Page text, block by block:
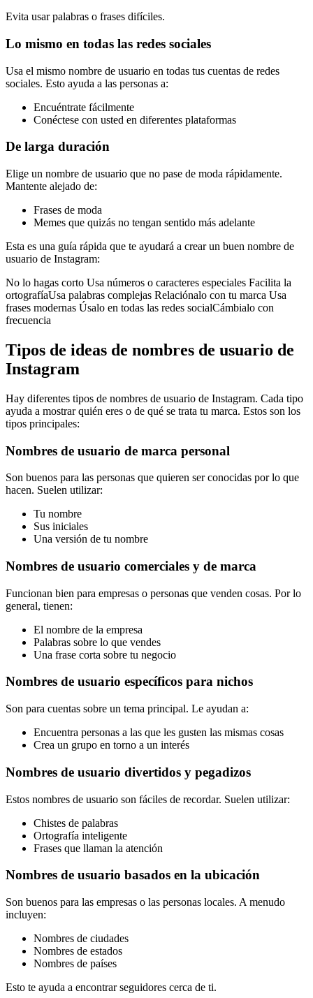
Evita usar palabras o frases difíciles.
Lo mismo en todas las redes sociales
Usa el mismo nombre de usuario en todas tus cuentas de redes
sociales. Esto ayuda a las personas a:
Encuéntrate fácilmente
Conéctese con usted en diferentes plataformas
De larga duración
Elige un nombre de usuario que no pase de moda rápidamente.
Mantente alejado de:
Frases de moda
Memes que quizás no tengan sentido más adelante
Esta es una guía rápida que te ayudará a crear un buen nombre de
usuario de Instagram:
No lo hagas corto Usa números o caracteres especiales Facilita la
ortografíaUsa palabras complejas Relaciónalo con tu marca Usa
frases modernas Úsalo en todas las redes socialCámbialo con
frecuencia
Tipos de ideas de nombres de usuario de
Instagram
Hay diferentes tipos de nombres de usuario de Instagram. Cada tipo
ayuda a mostrar quién eres o de qué se trata tu marca. Estos son los
tipos principales:
Nombres de usuario de marca personal
Son buenos para las personas que quieren ser conocidas por lo que
hacen. Suelen utilizar:
Tu nombre
Sus iniciales
Una versión de tu nombre
Nombres de usuario comerciales y de marca
Funcionan bien para empresas o personas que venden cosas. Por lo
general, tienen:
El nombre de la empresa
Palabras sobre lo que vendes
Una frase corta sobre tu negocio
Nombres de usuario específicos para nichos
Son para cuentas sobre un tema principal. Le ayudan a:
Encuentra personas a las que les gusten las mismas cosas
Crea un grupo en torno a un interés
Nombres de usuario divertidos y pegadizos
Estos nombres de usuario son fáciles de recordar. Suelen utilizar:
Chistes de palabras
Ortografía inteligente
Frases que llaman la atención
Nombres de usuario basados en la ubicación
Son buenos para las empresas o las personas locales. A menudo
incluyen:
Nombres de ciudades
Nombres de estados
Nombres de países
Esto te ayuda a encontrar seguidores cerca de ti.